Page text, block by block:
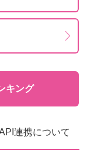
キング
連携について